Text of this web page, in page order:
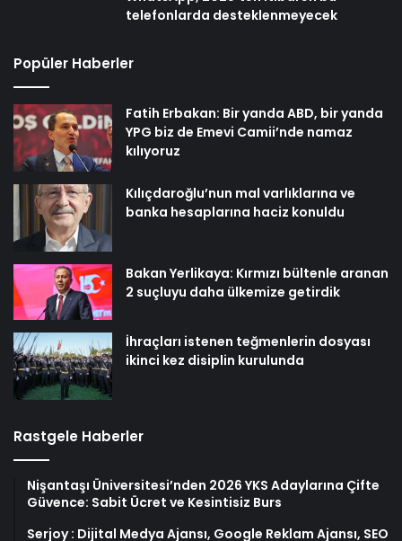
telefonlarda desteklenmeyecek
Popüler Haberler
Fatih Erbakan: Bir yanda ABD, bir yanda
YPG biz de Emevi Camii’nde namaz
kılıyoruz
Kılıçdaroğlu’nun mal varlıklarına ve
banka hesaplarına haciz konuldu
Bakan Yerlikaya: Kırmızı bültenle aranan
2 suçluyu daha ülkemize getirdik
İhraçları istenen teğmenlerin dosyası
ikinci kez disiplin kurulunda
Rastgele Haberler
Nişantaşı Üniversitesi’nden 2026 YKS Adaylarına Çifte
Güvence: Sabit Ücret ve Kesintisiz Burs
Serjoy : Dijital Medya Ajansı, Google Reklam Ajansı, SEO